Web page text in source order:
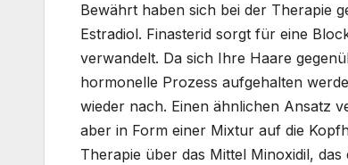
Bewährt haben sich bei der Therapie
Estradiol. Finasterid sorgt für eine
verwandelt. Da sich Ihre Haare
hormonelle Prozess aufgehalten
wieder nach. Einen ähnlichen Ansatz
aber in Form einer Mixtur auf die
Therapie über das Mittel Minoxidil,